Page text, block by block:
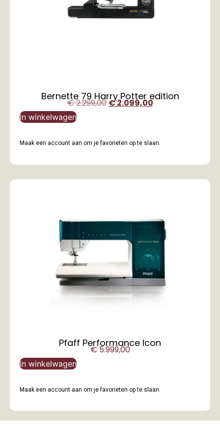
Bernette 79 Harry Potter edition
€2.299,00 €2.099,00
In winkelwagen
Maak een account aan om je favorieten op te slaan.
Pfaff Performance Icon
€5.999,00
In winkelwagen
Maak een account aan om je favorieten op te slaan.